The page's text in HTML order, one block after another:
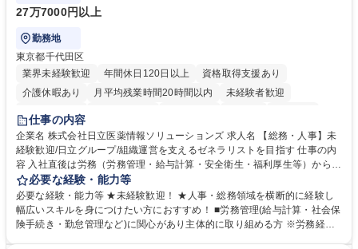
27万7000円以上
勤務地
東京都千代田区
業界未経験歓迎
年間休日120日以上
資格取得支援あり
介護休暇あり
月平均残業時間20時間以内
未経験者歓迎
住宅手当あり
育休あり
完全週休2日制 交通費支給 土日祝休み 寮・社宅あり
仕事の内容
企業名 株式会社日立医薬情報ソリューションズ 求人名 【総務・人事】未
経験歓迎/日立グループ/組織運営を支えるゼネラリストを目指す 仕事の内
容 入社直後は労務（労務管理・給与計算・安全衛生・福利厚生等）からお
任せいたします。将来は総務・採用・教育業務へ守備範囲を広げ、組織運
営を支えるゼネラリストをめざせます。 ・初期業務：労働時間管理、給与
計算、社会保険対応、福利厚生管理、安全衛生、健康経営推進等をお任せ
します。ご経験に応じて、休職者管理など、幅広く経験を積んでいただき
必要な経験・能力等
必要な経験・能力等 ★未経験歓迎！ ★人事・総務領域を横断的に経験し
幅広いスキルを身につけたい方におすすめ！ ■労務管理(給与計算・社会保
険手続き・勤怠管理など)に関心があり主体的に取り組める方 ※労務経験